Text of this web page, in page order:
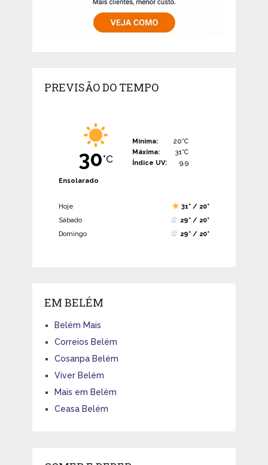
PREVISÃO DO TEMPO
30°C
Mínima:
20°C
Máxima:
31°C
Índice UV:
9.9
Ensolarado
Hoje
31° / 20°
Sábado
29° / 20°
Domingo
29° / 20°
EM BELÉM
Belém Mais
Correios Belém
Cosanpa Belém
Viver Belém
Mais em Belém
Ceasa Belém